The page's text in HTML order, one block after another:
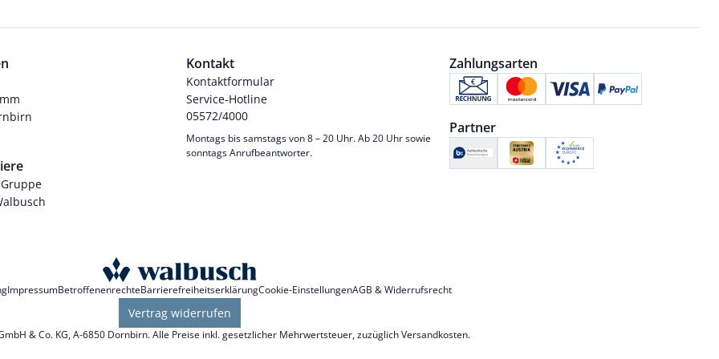
Kontakt
Kontaktformular
Service-Hotline
05572/4000
Montags bis samstags von 8 – 20 Uhr. Ab 20 Uhr sowie
sonntags Anrufbeantworter.
Zahlungsarten
Partner
ImpressumBetroffenenrechteBarrierefreiheitserklärungCookie-EinstellungenAGB & Widerrufsrecht
Vertrag widerrufen
& Co. KG, A-6850 Dornbirn. Alle Preise inkl. gesetzlicher Mehrwertsteuer, zuzüglichVersandkosten.